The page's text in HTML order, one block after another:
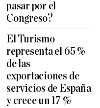
pasar por el
Congreso?
El Turismo
representa el 65 %
de las
exportaciones de
servicios de España
y crece un 17 %